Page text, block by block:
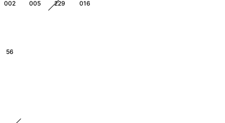
002 005 229
016
56